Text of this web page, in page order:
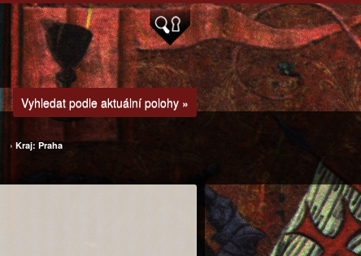
Vyhledat podle aktuální polohy »
› Kraj: Praha